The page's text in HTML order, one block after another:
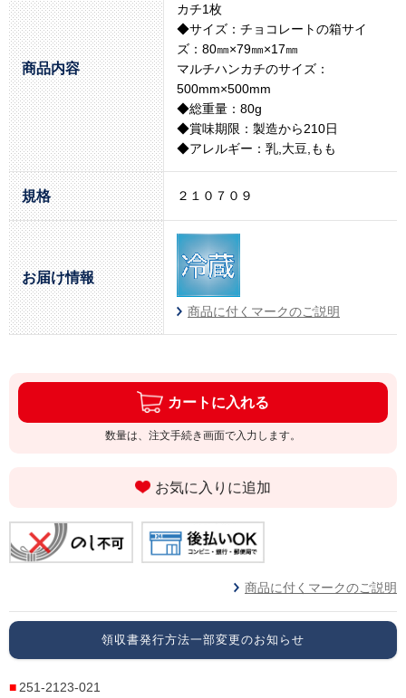
商品内容
カチ1枚
◆サイズ：チョコレートの箱サイ
ズ：80㎜×79㎜×17㎜
マルチハンカチのサイズ：
500mm×500mm
◆総重量：80g
◆賞味期限：製造から210日
◆アレルギー：乳,大豆,もも
規格 ２１０７０９
お届け情報
商品に付くマークのご説明
カートに入れる
数量は、注文手続き画面で入力します。
お気に入りに追加
商品に付くマークのご説明
領収書発行方法一部変更のお知らせ
251-2123-021